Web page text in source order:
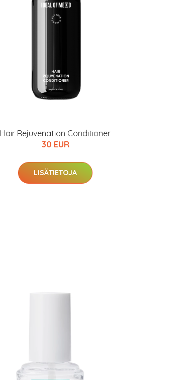
Hair Rejuvenation Conditioner
30 EUR
LISÄTIETOJA